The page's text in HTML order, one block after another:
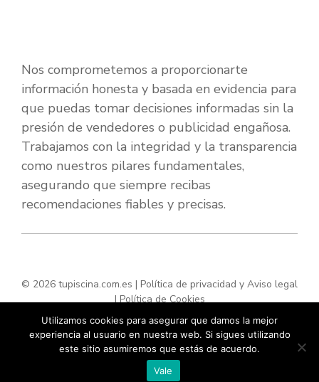
Nos comprometemos a proporcionarte
información honesta y basada en evidencia para
que puedas tomar decisiones informadas sin la
presión de vendedores o publicidad engañosa.
Trabajamos con la integridad y la transparencia
como nuestros pilares fundamentales,
asegurando que siempre recibas
recomendaciones fiables y precisas.
© 2026 tupiscina.com.es | Política de privacidad y Aviso legal
|Política de Cookies
Utilizamos cookies para asegurar que damos la mejor
experiencia al usuario en nuestra web. Si sigues utilizando
este sitio asumiremos que estás de acuerdo.
Vale